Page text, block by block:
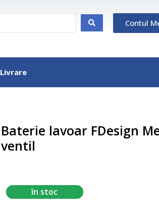
Contul
Livrare
Baterie lavoar FDesign
ventil
în stoc